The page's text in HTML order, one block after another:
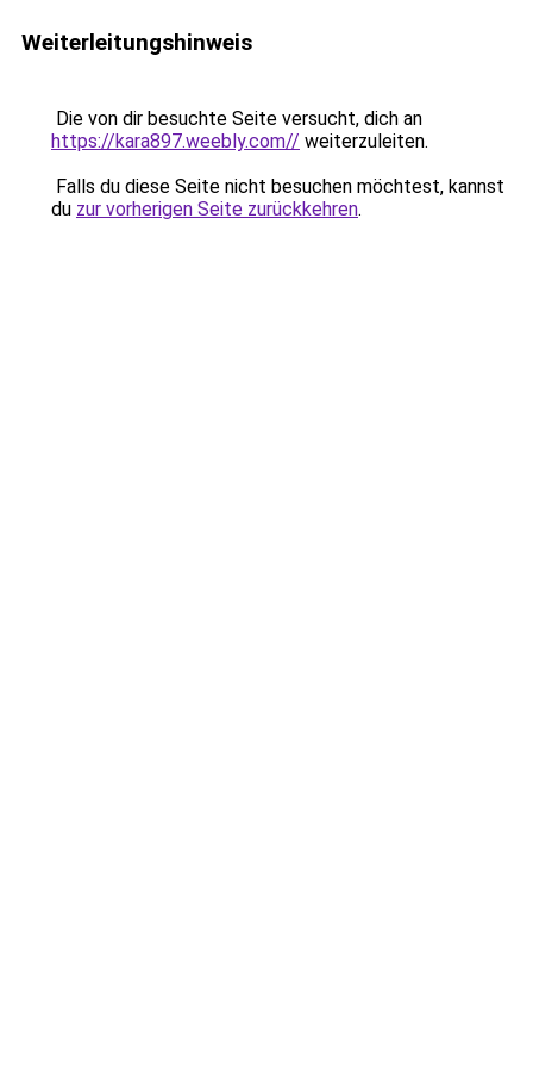
Weiterleitungshinweis
Die von dir besuchte Seite versucht, dich an
https://kara897.weebly.com// weiterzuleiten.
Falls du diese Seite nicht besuchen möchtest, kannst
du zur vorherigen Seite zurückkehren.